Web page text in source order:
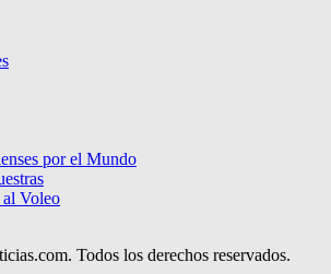
por el Mundo
Voleo
Todos los derechos reservados.